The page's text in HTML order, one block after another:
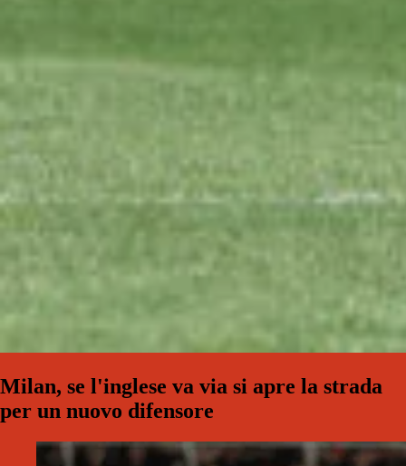
Milan, se l'inglese va via si apre la strada
per un nuovo difensore